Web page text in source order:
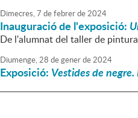
Dimecres,7 defebrerde2024
Inauguració de l'exposició:
De l'alumnat del taller de
Diumenge,28 degenerde2024
Exposició: Vestides de